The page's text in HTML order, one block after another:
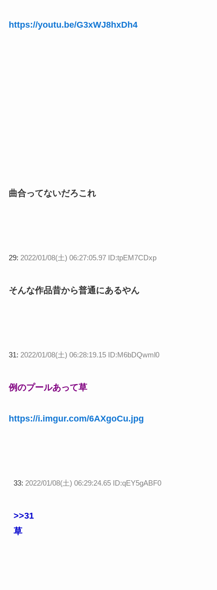
https://youtu.be/G3xWJ8hxDh4
曲合ってないだろこれ
29: 2022/01/08(土) 06:27:05.97 ID:tpEM7CDxp
そんな作品昔から普通にあるやん
31: 2022/01/08(土) 06:28:19.15 ID:M6bDQwml0
例のプールあって草
https://i.imgur.com/6AXgoCu.jpg
33: 2022/01/08(土) 06:29:24.65 ID:qEY5gABF0
>>31
草